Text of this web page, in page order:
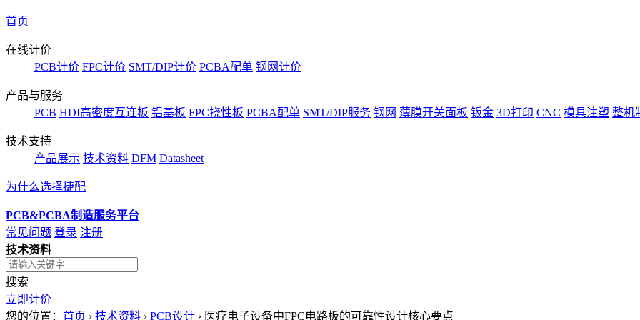
首页
在线计价
PCB计价 FPC计价 SMT/DIP计价 PCBA配单 钢网计价
产品与服务
PCB HDI高密度互连板 铝基板 FPC挠性板 PCBA配单 SMT/DIP服务 钢网 薄膜开关面板 钣金 3D打印 CNC 模具注塑 整机
技术支持
产品展示 技术资料 DFM Datasheet
为什么选择捷配
PCB&PCBA制造服务平台
常见问题 登录 注册
技术资料
搜索
立即计价
您的位置： 首页 › 技术资料 › PCB设计 › 医疗电子设备中FPC电路板的可靠性设计核心要点